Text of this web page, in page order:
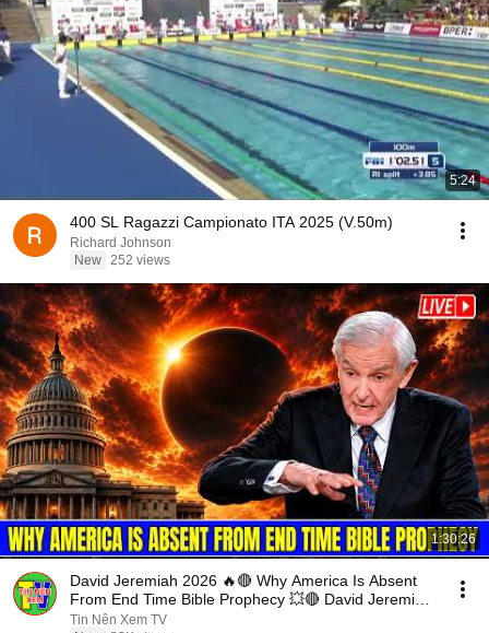
5:24
400 SL Ragazzi Campionato ITA 2025 (V.50m)
Richard Johnson
New 252 views
1:30:26
David Jeremiah 2026 🔥🔴 Why America Is Absent
From End Time Bible Prophecy 💥🔴 David Jeremiah
Sermons
Tin Nên Xem TV